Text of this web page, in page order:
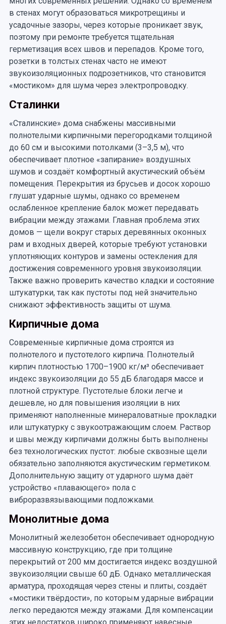
в стенах могут образоваться микротрещины и
усадочные зазоры, через которые проникает звук,
поэтому при ремонте требуется тщательная
герметизация всех швов и перепадов. Кроме того,
розетки в толстых стенах часто не имеют
звукоизоляционных подрозетников, что становится
«мостиком» для шума через электропроводку.
Сталинки
«Сталинские» дома снабжены массивными
полнотелыми кирпичными перегородками толщиной
до 60 см и высокими потолками (3–3,5 м), что
обеспечивает плотное «запирание» воздушных
шумов и создаёт комфортный акустический объём
помещения. Перекрытия из брусьев и досок хорошо
глушат ударные шумы, однако со временем
ослабленное крепление балок может передавать
вибрации между этажами. Главная проблема этих
домов — щели вокруг старых деревянных оконных
рам и входных дверей, которые требуют установки
уплотняющих контуров и замены остекления для
достижения современного уровня звукоизоляции.
Также важно проверить качество кладки и состояние
штукатурки, так как пустоты под ней значительно
снижают эффективность защиты от шума.
Кирпичные дома
Современные кирпичные дома строятся из
полнотелого и пустотелого кирпича. Полнотелый
кирпич плотностью 1700–1900 кг/м³ обеспечивает
индекс звукоизоляции до 55 дБ благодаря массе и
плотной структуре. Пустотелые блоки легче и
дешевле, но для повышения изоляции в них
применяют наполненные минераловатные прокладки
или штукатурку с звукоотражающим слоем. Раствор
и швы между кирпичами должны быть выполнены
без технологических пустот: любые сквозные щели
обязательно заполняются акустическим герметиком.
Дополнительную защиту от ударного шума даёт
устройство «плавающего» пола с
виброразвязывающими подложками.
Монолитные дома
Монолитный железобетон обеспечивает однородную
массивную конструкцию, где при толщине
перекрытий от 200 мм достигается индекс воздушной
звукоизоляции свыше 60 дБ. Однако металлическая
арматура, проходящая через стены и плиты, создаёт
«мостики твёрдости», по которым ударные вибрации
легко передаются между этажами. Для компенсации